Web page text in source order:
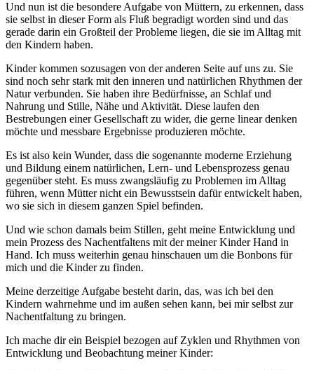
Und nun ist die besondere Aufgabe von Müttern, zu erkennen, dass
sie selbst in dieser Form als Fluß begradigt worden sind und das
gerade darin ein Großteil der Probleme liegen, die sie im Alltag mit
den Kindern haben.
Kinder kommen sozusagen von der anderen Seite auf uns zu. Sie
sind noch sehr stark mit den inneren und natürlichen Rhythmen der
Natur verbunden. Sie haben ihre Bedürfnisse, an Schlaf und
Nahrung und Stille, Nähe und Aktivität. Diese laufen den
Bestrebungen einer Gesellschaft zu wider, die gerne linear denken
möchte und messbare Ergebnisse produzieren möchte.
Es ist also kein Wunder, dass die sogenannte moderne Erziehung
und Bildung einem natürlichen, Lern- und Lebensprozess genau
gegenüber steht. Es muss zwangsläufig zu Problemen im Alltag
führen, wenn Mütter nicht ein Bewusstsein dafür entwickelt haben,
wo sie sich in diesem ganzen Spiel befinden.
Und wie schon damals beim Stillen, geht meine Entwicklung und
mein Prozess des Nachentfaltens mit der meiner Kinder Hand in
Hand. Ich muss weiterhin genau hinschauen um die Bonbons für
mich und die Kinder zu finden.
Meine derzeitige Aufgabe besteht darin, das, was ich bei den
Kindern wahrnehme und im außen sehen kann, bei mir selbst zur
Nachentfaltung zu bringen.
Ich mache dir ein Beispiel bezogen auf Zyklen und Rhythmen von
Entwicklung und Beobachtung meiner Kinder: